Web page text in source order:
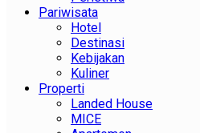
Pariwisata
Hotel
Destinasi
Kebijakan
Kuliner
Properti
Landed House
MICE